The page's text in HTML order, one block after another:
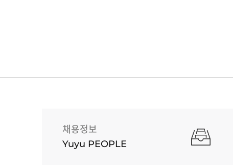
채용정보
Yuyu PEOPLE